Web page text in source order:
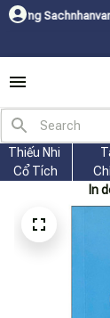
đã có mặt
Thiếu Nhi
Cổ Tích
In